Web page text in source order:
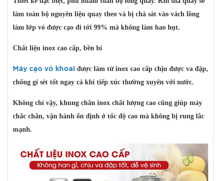
làm toàn bộ nguyên liệu quay theo và bị chà sát vào vách lồng
làm lớp vỏ được cạo đi tới 99% mà không làm hao hụt.
Chất liệu inox cao cấp, bền bỉ
Máy cạo vỏ khoai
được làm từ inox cao cấp chịu được va đập,
chống gỉ sét tốt ngay cả khi tiếp xúc thường xuyên với nước.
Không chỉ vậy, khung chân inox chất lượng cao cũng giúp máy
chắc chắn, vận hành ổn định ở tốc độ cao mà không bị rung lắc
mạnh.